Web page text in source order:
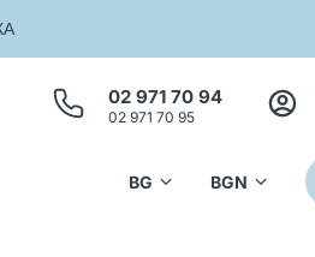
02 971 70 94
02 971 70 95